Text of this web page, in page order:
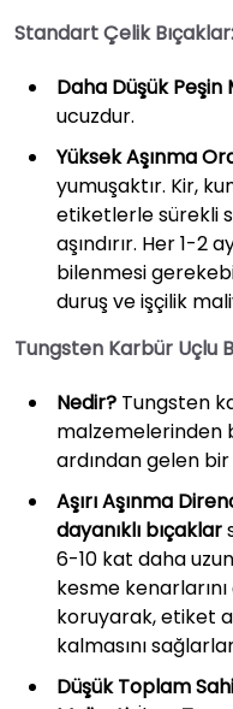
Standart Çelik Bıçaklar:
Daha Düşük Peşin
ucuzdur.
Yüksek Aşınma
yumuşaktır. Kir,
etiketlerle sürekli
aşındırır. Her 1-2
bilenmesi
duruş ve işçilik
Tungsten Karbür Uçlu
Nedir? Tungsten
malzemelerinden
ardından gelen
Aşırı Aşınma
dayanıklı bıçaklar
6-10 kat daha
kesme
koruyarak, etiket
kalmasını
Düşük Toplam